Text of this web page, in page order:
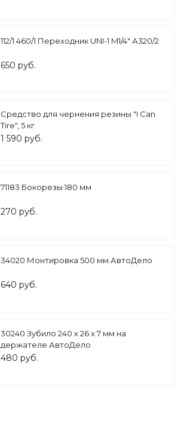
112/1 460/1 Переходник UNI-1 M1/4" А320/2
650 руб.
Средство для чернения резины "I Can
Tire", 5 кг
1 590 руб.
71183 Бокорезы 180 мм
270 руб.
34020 Монтировка 500 мм АвтоДело
640 руб.
30240 Зубило 240 х 26 x 7 мм на
держателе АвтоДело
480 руб.